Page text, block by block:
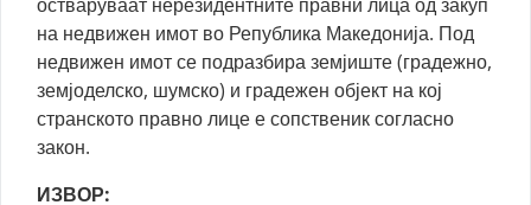
на недвижен имот во Република Македонија. Под
недвижен имот се подразбира земјиште (градежно,
земјоделско, шумско) и градежен објект на кој
странското правно лице е сопственик согласно
закон.
ИЗВОР: